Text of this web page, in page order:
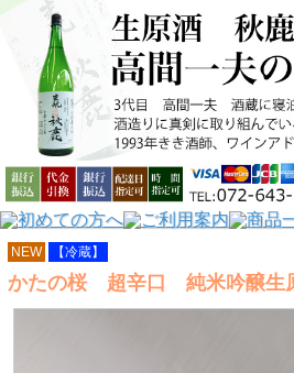
NEW 【冷蔵】
かたの桜 超辛口 純米吟醸生